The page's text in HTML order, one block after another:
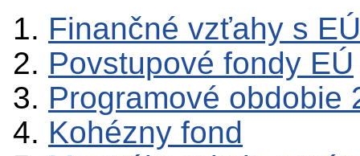
Finančné vzťahy s EÚ
Povstupové fondy EÚ
Programové obdobie
Kohézny fond